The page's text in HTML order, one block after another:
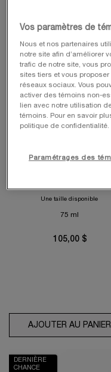
Une taille disponible
75 ml
105,00 $
AJOUTER AU PANIER
DERNIÈRE
CHANCE
Vos paramètres de
Nous et nos partenaires
notre site afin d’améliorer
trafic de notre site, vous
sites tiers et vous
réseaux sociaux. Vous
activer des témoins non-
lien avec notre utilisation
témoins. Pour en savoir
politique de confidentialité.
Paramétrages des